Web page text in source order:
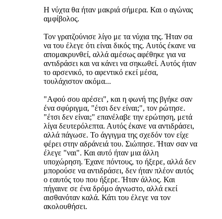
Η νύχτα θα ήταν μακριά σήμερα. Και ο αγώνας
αμφίβολος.
Τον γρατζούνισε λίγο με τα νύχια της. Ήταν σα
να του έλεγε ότι είναι δικός της. Αυτός έκανε να
απομακρυνθεί, αλλά αμέσως αφέθηκε για να
αντιδράσει και να κάνει να σηκωθεί. Αυτός ήταν
το αρσενικό, το αφεντικό εκεί μέσα,
τουλάχιστον ακόμα...
"Αφού σου αρέσει", και η φωνή της βγήκε σαν
ένα σφύριγμα, "έτσι δεν είναι;", τον ρώτησε.
"έτσι δεν είναι;" επανέλαβε την ερώτηση, μετά
λίγα δευτερόλεπτα. Αυτός έκανε να αντιδράσει,
αλλά πάγωσε. Το άγγιγμα της σχεδόν τον είχε
φέρει στην αδράνειά του. Σιώπησε. Ήταν σαν να
έλεγε "ναι". Και αυτό ήταν μια άλλη
υποχώρηση. Έχανε πόντους, το ήξερε, αλλά δεν
μπορούσε να αντιδράσει, δεν ήταν πλέον αυτός
ο εαυτός του που ήξερε. Ήταν άλλος. Και
πήγαινε σε ένα δρόμο άγνωστο, αλλά εκεί
αισθανόταν καλά. Κάτι του έλεγε να τον
ακολουθήσει.